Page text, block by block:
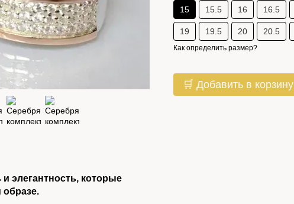
элегантность, которые
образе.
15 15.5 16 16.5
19 19.5 20 20.5
Как определить размер?
🛒 Добавить в корзину